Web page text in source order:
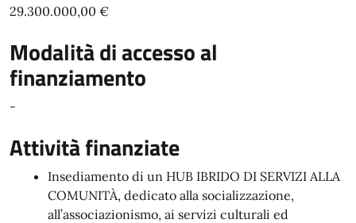
29.300.000,00 €
Modalità di accesso al
finanziamento
-
Attività finanziate
Insediamento di un HUB IBRIDO DI SERVIZI ALLA
COMUNITÀ, dedicato alla socializzazione,
all’associazionismo, ai servizi culturali ed